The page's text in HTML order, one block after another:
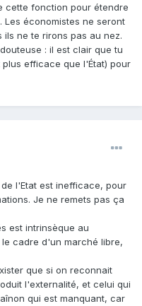
cette fonction pour étendre
économistes ne seront
ne te rirons pas au nez.
: il est clair que tu
efficace que l'État) pour
l'Etat est inefficace, pour
Je ne remets pas ça
est intrinsèque au
cadre d'un marché libre,
que si on reconnait
l'externalité, et celui qui
qui est manquant, car